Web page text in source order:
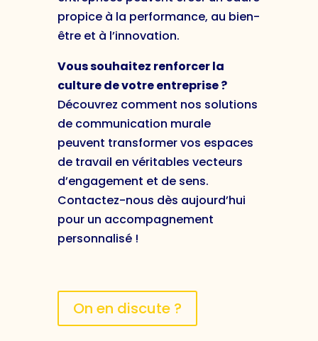
propice à la performance, au bien-
être et à l’innovation.
Vous souhaitez renforcer la
culture de votre entreprise ?
Découvrez comment nos solutions
de communication murale
peuvent transformer vos espaces
de travail en véritables vecteurs
d’engagement et de sens.
Contactez-nous dès aujourd’hui
pour un accompagnement
personnalisé !
On en discute ?